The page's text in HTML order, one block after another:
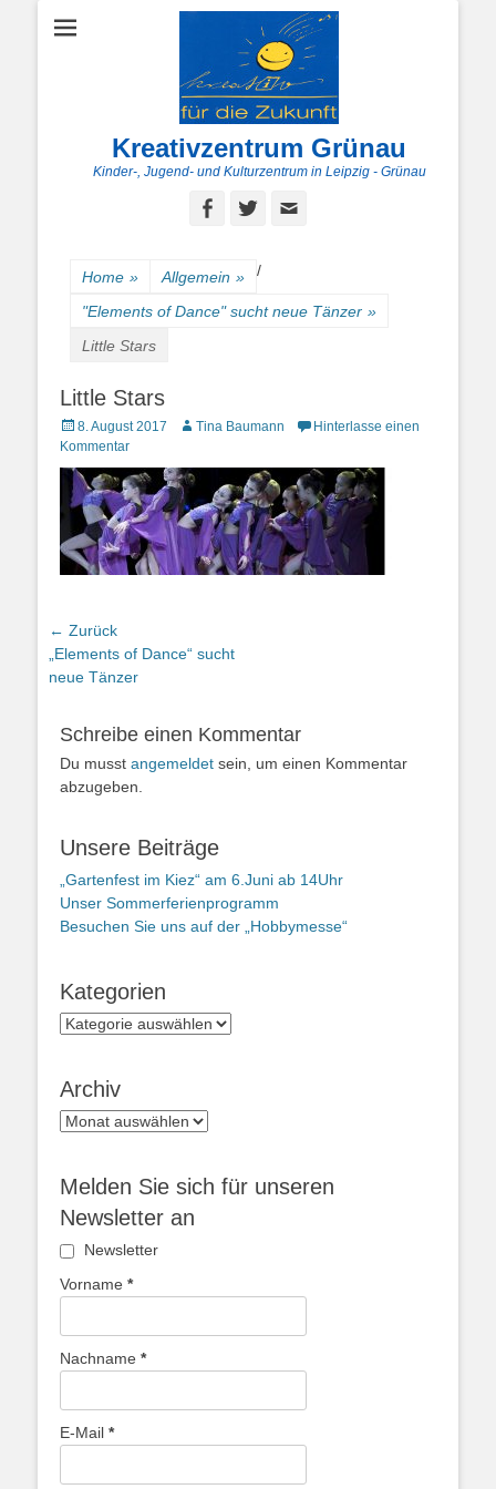
Kreativzentrum Grünau
Kinder-, Jugend- und Kulturzentrum in Leipzig - Grünau
Facebook
Twitter
Home » Allgemein » /
"Elements of Dance" sucht neue Tänzer »
Little Stars
Little Stars
Posted
on
8. August 2017 AutorTina Baumann
Hinterlasse einen
Kommentar
Beitragsnavigation
← Zurück
Vorheriger
Beitrag:
„Elements of Dance“ sucht
neue Tänzer
Schreibe einen Kommentar
Du musst angemeldet sein, um einen Kommentar
abzugeben.
Unsere Beiträge
„Gartenfest im Kiez“ am 6.Juni ab 14Uhr
Unser Sommerferienprogramm
Besuchen Sie uns auf der „Hobbymesse“
Kategorien
Kategorien
Archiv
Archiv
Melden Sie sich für unseren
Newsletter an
Newsletter
Vorname *
Nachname *
E-Mail *